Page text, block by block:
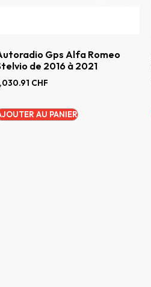
Gps Alfa Romeo
de 2016 à 2021
CHF
AU PANIER